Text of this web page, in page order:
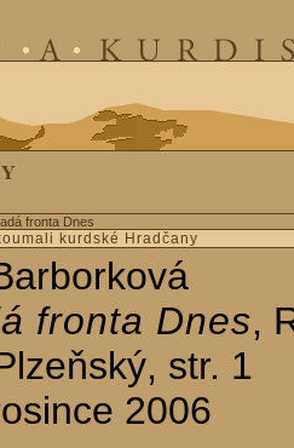
fronta Dnes
kurdské Hradčany
fronta Dnes,
str. 1
2006